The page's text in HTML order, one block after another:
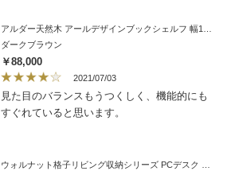
ダークブラウン
￥88,000
2021/07/03
見た目のバランスもうつくしく、機能的にも
すぐれていると思います。